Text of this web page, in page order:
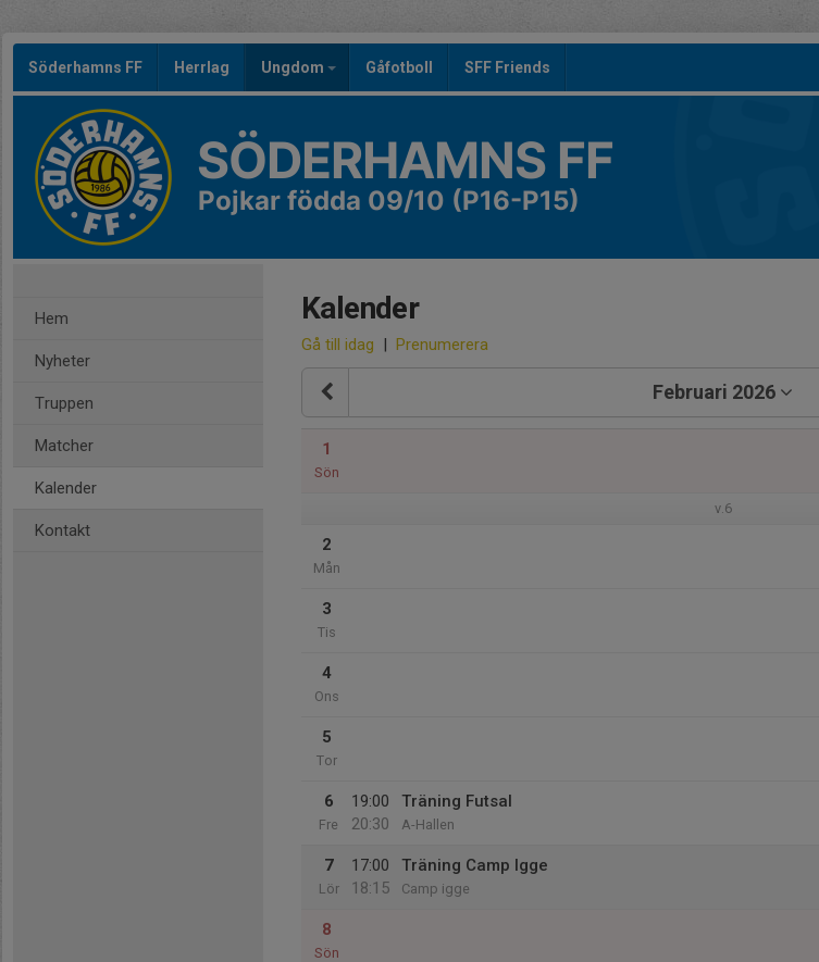
Söderhamns FF Herrlag Ungdom Gåfotboll SFF Friends
SÖDERHAMNS FF
Pojkar födda 09/10 (P16-P15)
Hem
Nyheter
Truppen
Matcher
Kalender
Kontakt
Kalender
Gå till idag | Prenumerera
Februari 2026
1
Sön
v.6
2
Mån
3
Tis
4
Ons
5
Tor
6
Fre
19:00
20:30
Träning Futsal
A-Hallen
7
Lör
17:00
18:15
Träning Camp Igge
Camp igge
8
Sön